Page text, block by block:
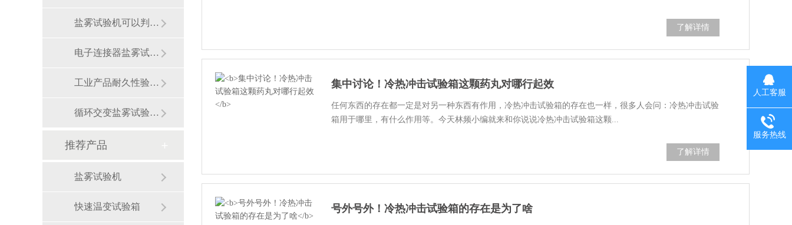
盐雾试验机可以判断金属涂层的使
电子连接器盐雾试验机测试,验证
工业产品耐久性验证，盐雾试验机
循环交变盐雾试验机 温湿度盐雾
推荐产品
盐雾试验机
快速温变试验箱
了解详情
集中讨论！冷热冲击试验箱这颗药丸对哪行起效
任何东西的存在都一定是对另一种东西有作用，冷热冲击试验箱的存在也一样，很多人会问：冷热冲击试验
箱用于哪里，有什么作用等。今天林频小编就来和你说说冷热冲击试验箱这颗...
了解详情
号外号外！冷热冲击试验箱的存在是为了啥
人工客服
服务热线